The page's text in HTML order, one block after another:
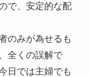
で、安定的な配
のみが為せるも
全くの誤解で
日では主婦でも